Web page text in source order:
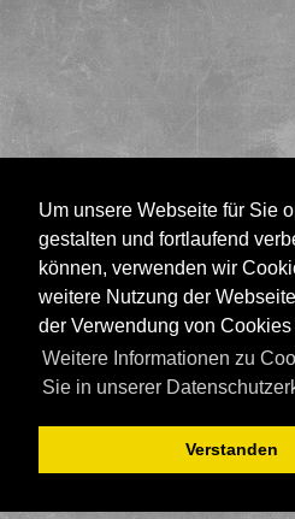
Um unsere Webseite für Sie
gestalten und fortlaufend
können, verwenden wir
weitere Nutzung der
der Verwendung von Cookies
Weitere Informationen zu
Sie in unserer
Verstanden